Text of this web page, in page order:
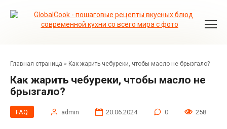
Главная страница » Как жарить чебуреки, чтобы масло не брызгало?
Как жарить чебуреки, чтобы масло не
брызгало?
FAQ admin 20.06.2024 0 258